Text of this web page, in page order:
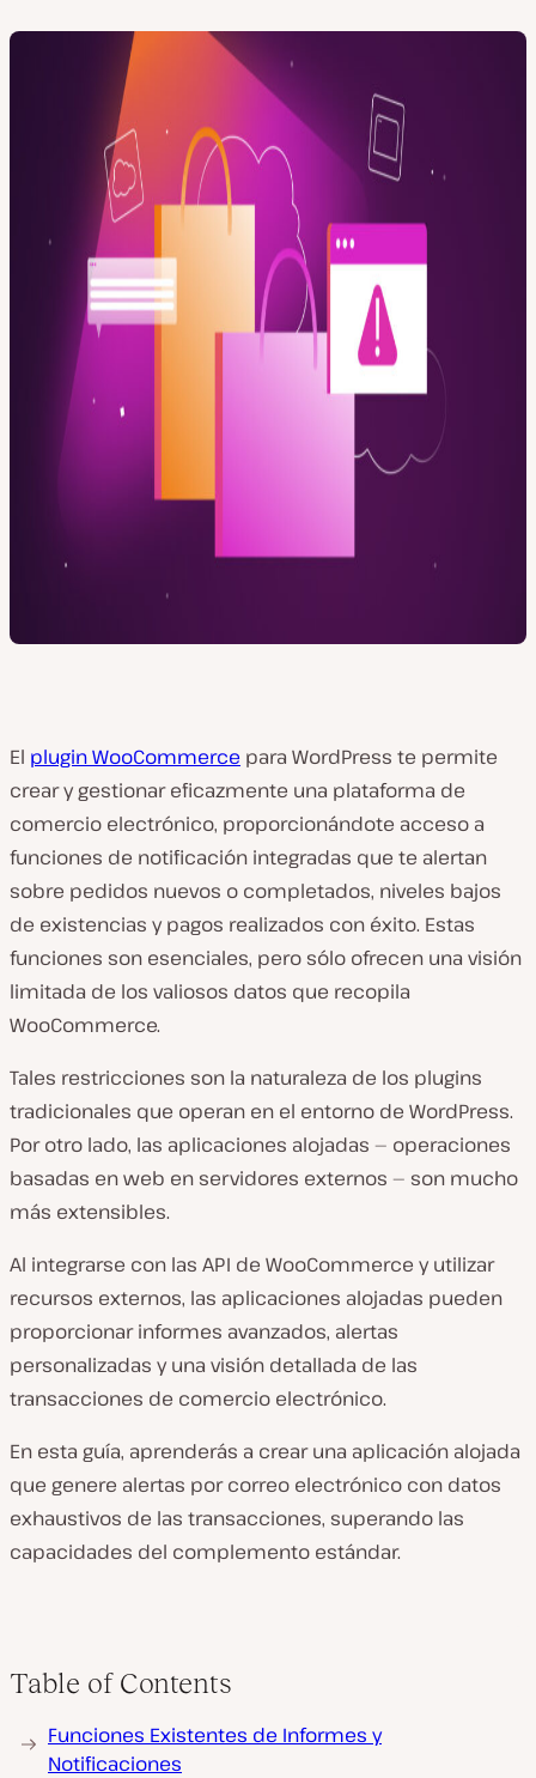
El plugin WooCommerce para WordPress te permite
crear y gestionar eficazmente una plataforma de
comercio electrónico, proporcionándote acceso a
funciones de notificación integradas que te alertan
sobre pedidos nuevos o completados, niveles bajos
de existencias y pagos realizados con éxito. Estas
funciones son esenciales, pero sólo ofrecen una visión
limitada de los valiosos datos que recopila
WooCommerce.
Tales restricciones son la naturaleza de los plugins
tradicionales que operan en el entorno de WordPress.
Por otro lado, las aplicaciones alojadas — operaciones
basadas en web en servidores externos — son mucho
más extensibles.
Al integrarse con las API de WooCommerce y utilizar
recursos externos, las aplicaciones alojadas pueden
proporcionar informes avanzados, alertas
personalizadas y una visión detallada de las
transacciones de comercio electrónico.
En esta guía, aprenderás a crear una aplicación alojada
que genere alertas por correo electrónico con datos
exhaustivos de las transacciones, superando las
capacidades del complemento estándar.
Table of Contents
Funciones Existentes de Informes y
Notificaciones